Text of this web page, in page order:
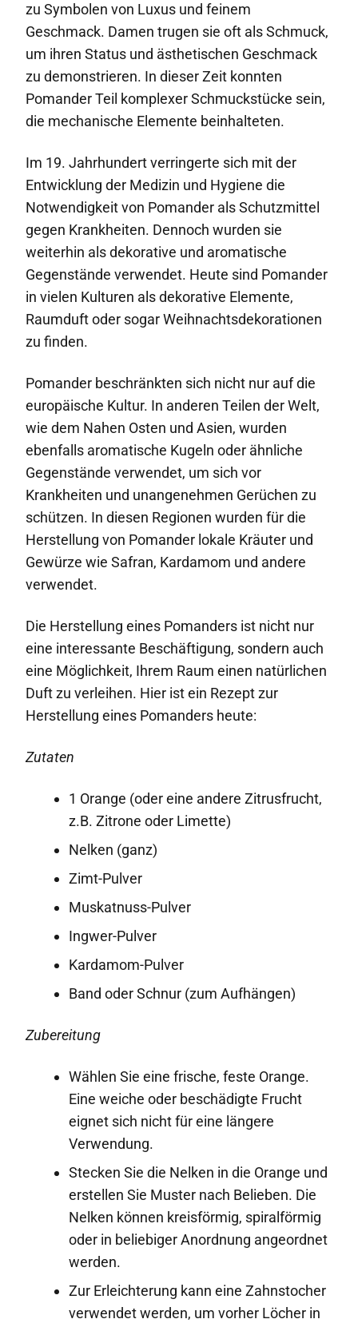
zu Symbolen von Luxus und feinem
Geschmack. Damen trugen sie oft als Schmuck,
um ihren Status und ästhetischen Geschmack
zu demonstrieren. In dieser Zeit konnten
Pomander Teil komplexer Schmuckstücke sein,
die mechanische Elemente beinhalteten.
Im 19. Jahrhundert verringerte sich mit der
Entwicklung der Medizin und Hygiene die
Notwendigkeit von Pomander als Schutzmittel
gegen Krankheiten. Dennoch wurden sie
weiterhin als dekorative und aromatische
Gegenstände verwendet. Heute sind Pomander
in vielen Kulturen als dekorative Elemente,
Raumduft oder sogar Weihnachtsdekorationen
zu finden.
Pomander beschränkten sich nicht nur auf die
europäische Kultur. In anderen Teilen der Welt,
wie dem Nahen Osten und Asien, wurden
ebenfalls aromatische Kugeln oder ähnliche
Gegenstände verwendet, um sich vor
Krankheiten und unangenehmen Gerüchen zu
schützen. In diesen Regionen wurden für die
Herstellung von Pomander lokale Kräuter und
Gewürze wie Safran, Kardamom und andere
verwendet.
Die Herstellung eines Pomanders ist nicht nur
eine interessante Beschäftigung, sondern auch
eine Möglichkeit, Ihrem Raum einen natürlichen
Duft zu verleihen. Hier ist ein Rezept zur
Herstellung eines Pomanders heute:
Zutaten
1 Orange (oder eine andere Zitrusfrucht,
z.B. Zitrone oder Limette)
Nelken (ganz)
Zimt-Pulver
Muskatnuss-Pulver
Ingwer-Pulver
Kardamom-Pulver
Band oder Schnur (zum Aufhängen)
Zubereitung
Wählen Sie eine frische, feste Orange.
Eine weiche oder beschädigte Frucht
eignet sich nicht für eine längere
Verwendung.
Stecken Sie die Nelken in die Orange und
erstellen Sie Muster nach Belieben. Die
Nelken können kreisförmig, spiralförmig
oder in beliebiger Anordnung angeordnet
werden.
Zur Erleichterung kann eine Zahnstocher
verwendet werden, um vorher Löcher in